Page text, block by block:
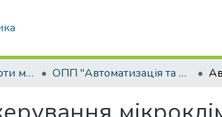
Кваліфікаційні роботи магістрів ОПП "Автоматизація та комп’ютерно-інтегровані технології"